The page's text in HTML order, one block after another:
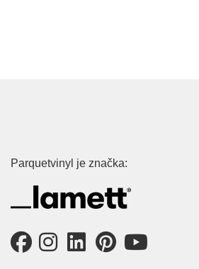
Parquetvinyl je značka: